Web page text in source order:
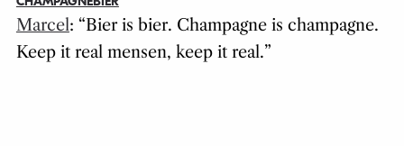
Marcel: “Bier is bier. Champagne is champagne.
Keep it real mensen, keep it real.”